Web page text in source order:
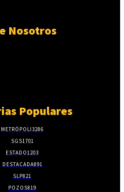
Nosotros
Populares
METRÓPOLI3286
SGS1701
ESTADO1203
DESTACADA891
SLP821
POZOS819